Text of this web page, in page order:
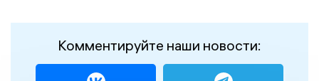
Комментируйте наши новости: